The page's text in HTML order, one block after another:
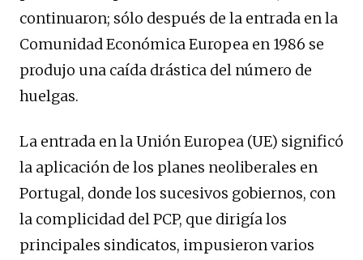
continuaron; sólo después de la entrada en la
Comunidad Económica Europea en 1986 se
produjo una caída drástica del número de
huelgas.
La entrada en la Unión Europea (UE) significó
la aplicación de los planes neoliberales en
Portugal, donde los sucesivos gobiernos, con
la complicidad del PCP, que dirigía los
principales sindicatos, impusieron varios